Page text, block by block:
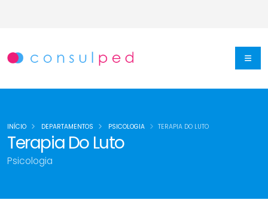
Terapia Do Luto
Psicologia
INÍCIO DEPARTAMENTOS PSICOLOGIA TERAPIA DO LUTO